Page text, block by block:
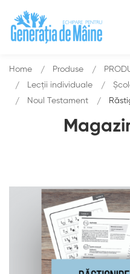
Home Produse
Lecții individuale
Noul Testament